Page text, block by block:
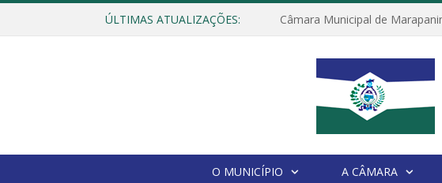
ÚLTIMAS ATUALIZAÇÕES:
O MUNICÍPIO A CÂMARA